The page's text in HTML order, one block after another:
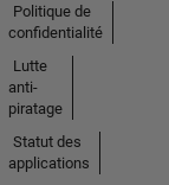
Politique de
confidentialité
Lutte
anti-
piratage
Statut des
applications